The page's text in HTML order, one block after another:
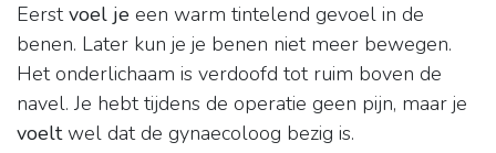
Eerstvoel je een warm tintelend gevoel in de
benen. Later kun je je benen niet meer bewegen.
Het onderlichaam is verdoofd tot ruim boven de
navel. Je hebt tijdens de operatie geen pijn, maar je
voeltwel dat de gynaecoloog bezig is.